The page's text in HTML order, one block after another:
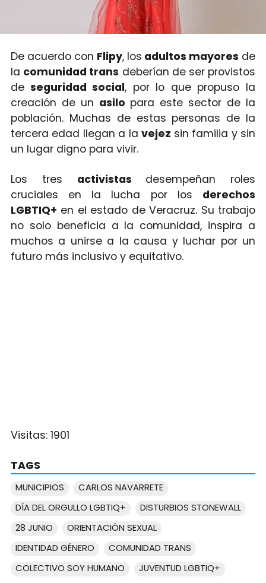
De acuerdo con Flipy, los adultos mayores de
la comunidad trans deberían de ser provistos
deseguridad social, por lo que propuso la
creación de un asilo para este sector de la
población. Muchas de estas personas de la
tercera edad llegan a lavejez sin familia y sin
un lugar digno para vivir.
Los tres activistas desempeñan roles
cruciales en la lucha por los derechos
LGBTIQ+ en el estado de Veracruz. Su trabajo
no solo beneficia a la comunidad, inspira a
muchos a unirse a la causa y luchar por un
futuro más inclusivo y equitativo.
Visitas: 1901
TAGS
MUNICIPIOS
CARLOS NAVARRETE
DÍA DEL ORGULLO LGBTIQ+
DISTURBIOS STONEWALL
28 JUNIO
ORIENTACIÓN SEXUAL
IDENTIDAD GÉNERO
COMUNIDAD TRANS
COLECTIVO SOY HUMANO
JUVENTUD LGBTIQ+